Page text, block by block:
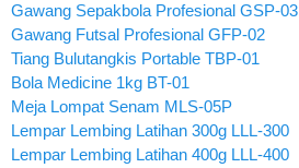
Gawang Sepakbola Profesional GSP-03
Gawang Futsal Profesional GFP-02
Tiang Bulutangkis Portable TBP-01
Bola Medicine 1kg BT-01
Meja Lompat Senam MLS-05P
Lempar Lembing Latihan 300g LLL-300
Lempar Lembing Latihan 400g LLL-400